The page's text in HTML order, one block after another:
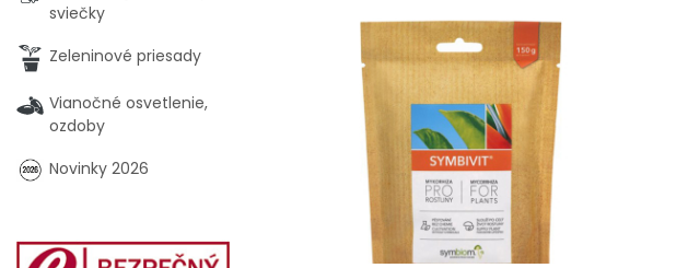
sviečky
Zeleninové priesady
Vianočné osvetlenie,
ozdoby
Novinky 2026